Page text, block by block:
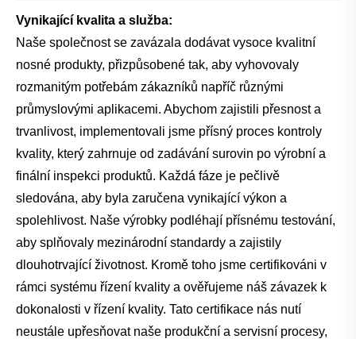
Vynikající kvalita a služba:
Naše společnost se zavázala dodávat vysoce kvalitní
nosné produkty, přizpůsobené tak, aby vyhovovaly
rozmanitým potřebám zákazníků napříč různými
průmyslovými aplikacemi. Abychom zajistili přesnost a
trvanlivost, implementovali jsme přísný proces kontroly
kvality, který zahrnuje od zadávání surovin po výrobní a
finální inspekci produktů. Každá fáze je pečlivě
sledována, aby byla zaručena vynikající výkon a
spolehlivost. Naše výrobky podléhají přísnému testování,
aby splňovaly mezinárodní standardy a zajistily
dlouhotrvající životnost. Kromě toho jsme certifikováni v
rámci systému řízení kvality a ověřujeme náš závazek k
dokonalosti v řízení kvality. Tato certifikace nás nutí
neustále upřesňovat naše produkční a servisní procesy,